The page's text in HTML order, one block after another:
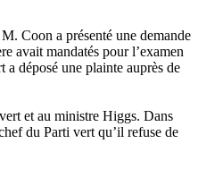
Coon a présenté une demande
avait mandatés pour l’examen
déposé une plainte auprès de
et au ministre Higgs. Dans
du Parti vert qu’il refuse de